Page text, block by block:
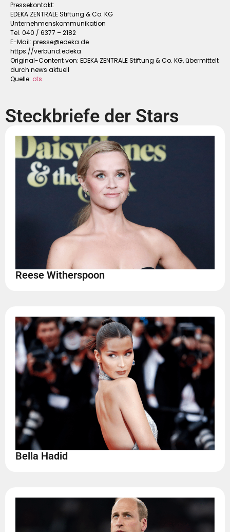
Pressekontakt:
EDEKA ZENTRALE Stiftung & Co. KG
Unternehmenskommunikation
Tel. 040 / 6377 – 2182
E-Mail: presse@edeka.de
https://verbund.edeka
Original-Content von: EDEKA ZENTRALE Stiftung & Co. KG, übermittelt
durch news aktuell
Quelle: ots
Steckbriefe der Stars
Reese Witherspoon
Bella Hadid